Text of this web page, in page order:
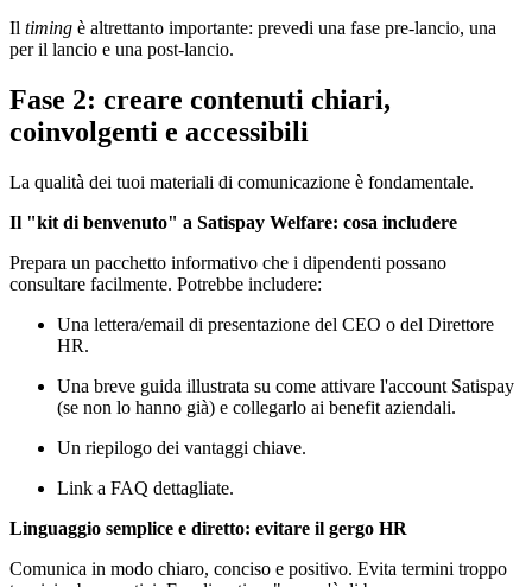
Il timing è altrettanto importante: prevedi una fase pre-lancio, una
per il lancio e una post-lancio.
Fase 2: creare contenuti chiari,
coinvolgenti e accessibili
La qualità dei tuoi materiali di comunicazione è fondamentale.
Il "kit di benvenuto" a Satispay Welfare: cosa includere
Prepara un pacchetto informativo che i dipendenti possano
consultare facilmente. Potrebbe includere:
Una lettera/email di presentazione del CEO o del Direttore
HR.
Una breve guida illustrata su come attivare l'account Satispay
(se non lo hanno già) e collegarlo ai benefit aziendali.
Un riepilogo dei vantaggi chiave.
Link a FAQ dettagliate.
Linguaggio semplice e diretto: evitare il gergo HR
Comunica in modo chiaro, conciso e positivo. Evita termini troppo